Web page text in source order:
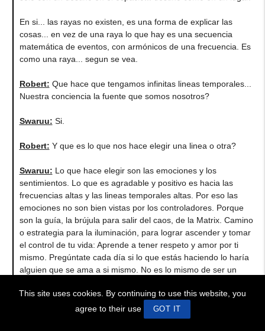
En si... las rayas no existen, es una forma de explicar las
cosas... en vez de una raya lo que hay es una secuencia
matemática de eventos, con armónicos de una frecuencia. Es
como una raya... segun se vea.
Robert: Que hace que tengamos infinitas lineas temporales...
Nuestra conciencia la fuente que somos nosotros?
Swaruu: Si.
Robert: Y que es lo que nos hace elegir una linea o otra?
Swaruu: Lo que hace elegir son las emociones y los
sentimientos. Lo que es agradable y positivo es hacia las
frecuencias altas y las lineas temporales altas. Por eso las
emociones no son bien vistas por los controladores. Porque
son la guía, la brújula para salir del caos, de la Matrix. Camino
o estrategia para la iluminación, para lograr ascender y tomar
el control de tu vida: Aprende a tener respeto y amor por ti
mismo. Pregúntate cada día si lo que estás haciendo lo haría
alguien que se ama a si mismo. No es lo mismo de ser un
mismo... no podrás amar ni respetar a los demás.
This site uses cookies. By continuing to use this website, you
agree to their use
GOT IT